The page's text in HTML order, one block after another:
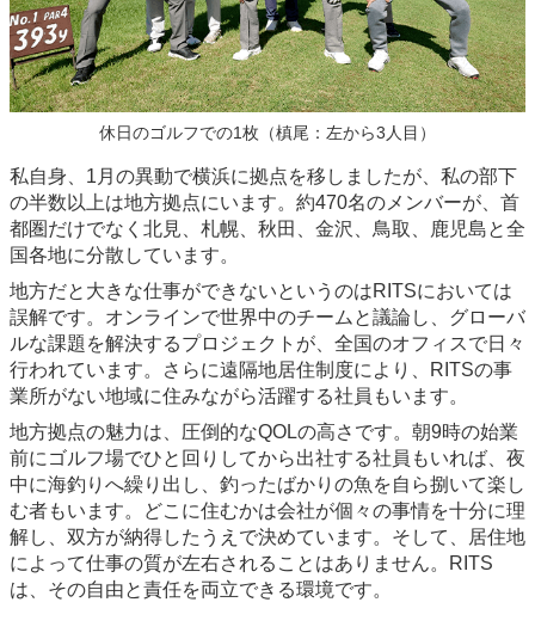
休日のゴルフでの1枚（槙尾：左から3人目）
私自身、1月の異動で横浜に拠点を移しましたが、私の部下
の半数以上は地方拠点にいます。約470名のメンバーが、首
都圏だけでなく北見、札幌、秋田、金沢、鳥取、鹿児島と全
国各地に分散しています。
地方だと大きな仕事ができないというのはRITSにおいては
誤解です。オンラインで世界中のチームと議論し、グローバ
ルな課題を解決するプロジェクトが、全国のオフィスで日々
行われています。さらに遠隔地居住制度により、RITSの事
業所がない地域に住みながら活躍する社員もいます。
地方拠点の魅力は、圧倒的なQOLの高さです。朝9時の始業
前にゴルフ場でひと回りしてから出社する社員もいれば、夜
中に海釣りへ繰り出し、釣ったばかりの魚を自ら捌いて楽し
む者もいます。どこに住むかは会社が個々の事情を十分に理
解し、双方が納得したうえで決めています。そして、居住地
によって仕事の質が左右されることはありません。RITS
は、その自由と責任を両立できる環境です。